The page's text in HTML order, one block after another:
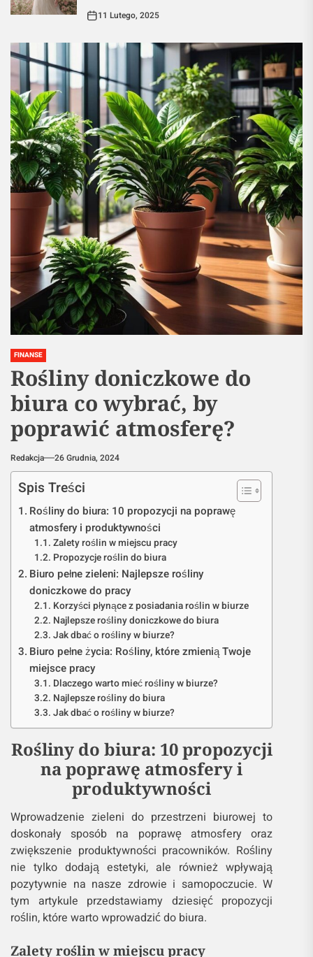
11 Lutego, 2025
FINANSE
Rośliny doniczkowe do
biura co wybrać, by
poprawić atmosferę?
Redakcja 26 Grudnia, 2024
Spis Treści
Rośliny do biura: 10 propozycji na poprawę
atmosfery i produktywności
Zalety roślin w miejscu pracy
Propozycje roślin do biura
Biuro pełne zieleni: Najlepsze rośliny
doniczkowe do pracy
Korzyści płynące z posiadania roślin w biurze
Najlepsze rośliny doniczkowe do biura
Jak dbać o rośliny w biurze?
Biuro pełne życia: Rośliny, które zmienią Twoje
miejsce pracy
Dlaczego warto mieć rośliny w biurze?
Najlepsze rośliny do biura
Jak dbać o rośliny w biurze?
Rośliny do biura: 10 propozycji
na poprawę atmosfery i
produktywności
Wprowadzenie zieleni do przestrzeni biurowej to
doskonały sposób na poprawę atmosfery oraz
zwiększenie produktywności pracowników. Rośliny
nie tylko dodają estetyki, ale również wpływają
pozytywnie na nasze zdrowie i samopoczucie. W
tym artykule przedstawiamy dziesięć propozycji
roślin, które warto wprowadzić do biura.
Zalety roślin w miejscu pracy